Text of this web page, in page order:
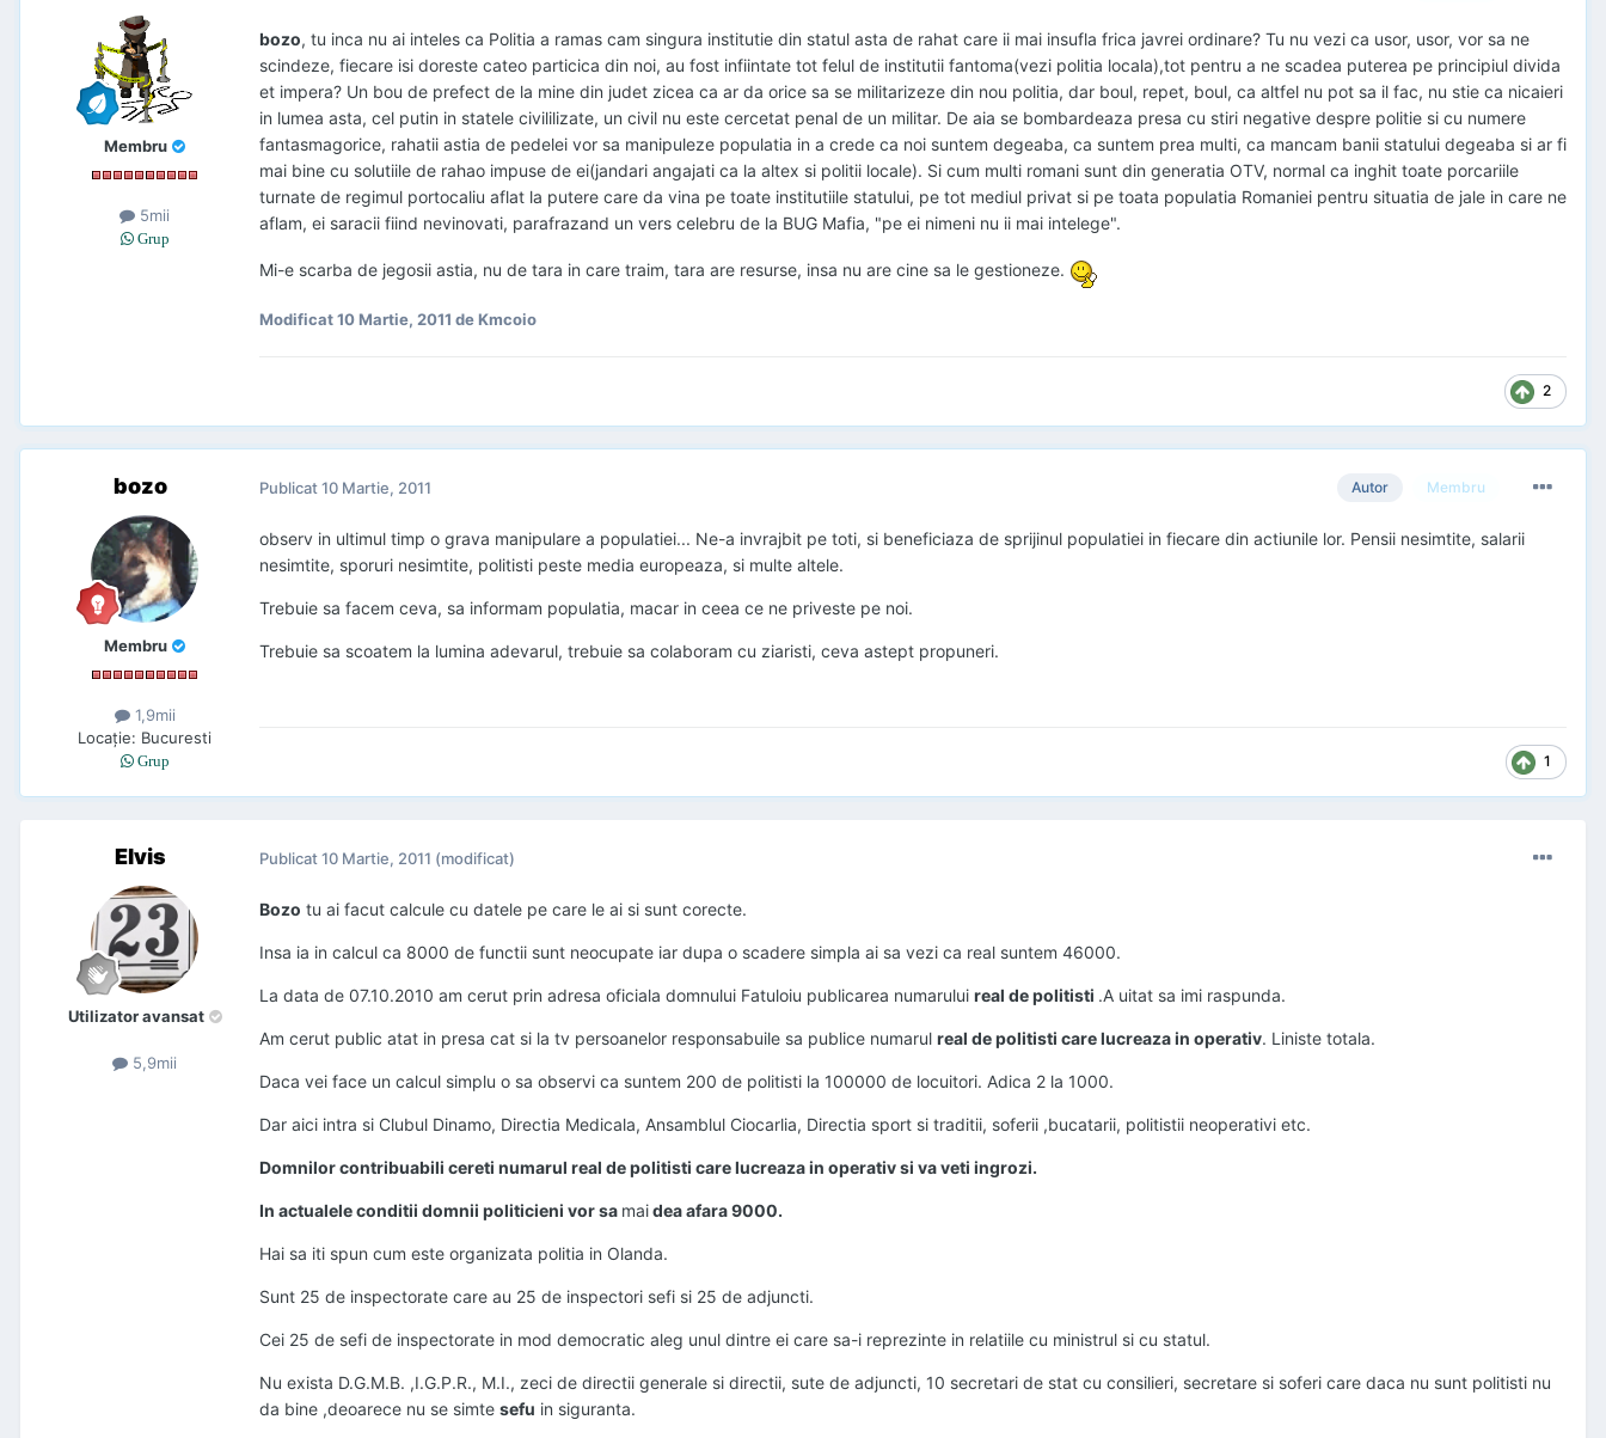
Membru
5mii
Grup
bozo, tu inca nu ai inteles ca Politia a ramas cam singura institutie din statul asta de rahat care ii mai insufla frica javrei ordinare? Tu nu vezi ca usor, usor, vor sa ne
scindeze, fiecare isi doreste cateo particica din noi, au fost infiintate tot felul de institutii fantoma(vezi politia locala),tot pentru a ne scadea puterea pe principiul divida
et impera? Un bou de prefect de la mine din judet zicea ca ar da orice sa se militarizeze din nou politia, dar boul, repet, boul, ca altfel nu pot sa il fac, nu stie ca nicaieri
in lumea asta, cel putin in statele civililizate, un civil nu este cercetat penal de un militar. De aia se bombardeaza presa cu stiri negative despre politie si cu numere
fantasmagorice, rahatii astia de pedelei vor sa manipuleze populatia in a crede ca noi suntem degeaba, ca suntem prea multi, ca mancam banii statului degeaba si ar fi
mai bine cu solutiile de rahao impuse de ei(jandari angajati ca la altex si politii locale). Si cum multi romani sunt din generatia OTV, normal ca inghit toate porcariile
turnate de regimul portocaliu aflat la putere care da vina pe toate institutiile statului, pe tot mediul privat si pe toata populatia Romaniei pentru situatia de jale in care ne
aflam, ei saracii fiind nevinovati, parafrazand un vers celebru de la BUG Mafia, "pe ei nimeni nu ii mai intelege".
Mi-e scarba de jegosii astia, nu de tara in care traim, tara are resurse, insa nu are cine sa le gestioneze.
Modificat10 Martie, 2011 de Kmcoio
2
bozo
Membru
1,9mii
Locaţie: Bucuresti
Grup
Autor Membru
Publicat10 Martie, 2011
observ in ultimul timp o grava manipulare a populatiei... Ne-a invrajbit pe toti, si beneficiaza de sprijinul populatiei in fiecare din actiunile lor. Pensii nesimtite, salarii
nesimtite, sporuri nesimtite, politisti peste media europeaza, si multe altele.
Trebuie sa facem ceva, sa informam populatia, macar in ceea ce ne priveste pe noi.
Trebuie sa scoatem la lumina adevarul, trebuie sa colaboram cu ziaristi, ceva astept propuneri.
1
Elvis
Utilizator avansat
5,9mii
Publicat10 Martie, 2011 (modificat)
Bozo tu ai facut calcule cu datele pe care le ai si sunt corecte.
Insa ia in calcul ca 8000 de functii sunt neocupate iar dupa o scadere simpla ai sa vezi ca real suntem 46000.
La data de 07.10.2010 am cerut prin adresa oficiala domnului Fatuloiu publicarea numarului real de politisti .A uitat sa imi raspunda.
Am cerut public atat in presa cat si la tv persoanelor responsabuile sa publice numarul real de politisti care lucreaza in operativ. Liniste totala.
Daca vei face un calcul simplu o sa observi ca suntem 200 de politisti la 100000 de locuitori. Adica 2 la 1000.
Dar aici intra si Clubul Dinamo, Directia Medicala, Ansamblul Ciocarlia, Directia sport si traditii, soferii ,bucatarii, politistii neoperativi etc.
Domnilor contribuabili cereti numarul real de politisti care lucreaza in operativ si va veti ingrozi.
In actualele conditii domnii politicieni vor sa maidea afara 9000.
Hai sa iti spun cum este organizata politia in Olanda.
Sunt 25 de inspectorate care au 25 de inspectori sefi si 25 de adjuncti.
Cei 25 de sefi de inspectorate in mod democratic aleg unul dintre ei care sa-i reprezinte in relatiile cu ministrul si cu statul.
Nu exista D.G.M.B. ,I.G.P.R., M.I., zeci de directii generale si directii, sute de adjuncti, 10 secretari de stat cu consilieri, secretare si soferi care daca nu sunt politisti nu
da bine ,deoarece nu se simte sefu in siguranta.